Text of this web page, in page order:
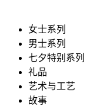
女士系列
男士系列
七夕特别系列
礼品
艺术与工艺
故事